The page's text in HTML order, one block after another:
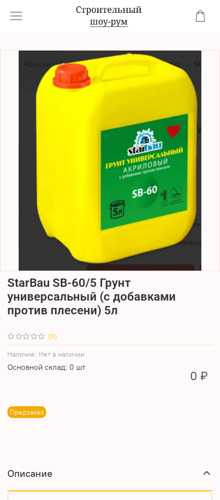
(0)
Наличие: Нет в наличии
Основной склад: 0 шт
Предзаказ
StarBau SB-60/5 Грунт
универсальный (с добавками
против плесени) 5л
0 ₽
Описание